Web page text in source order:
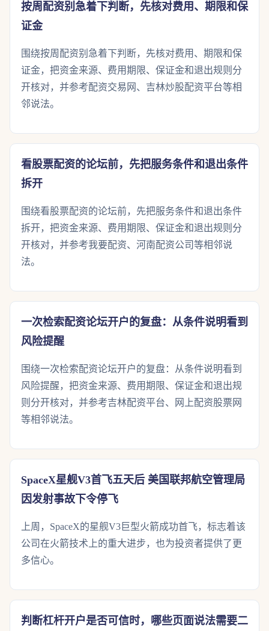
按周配资别急着下判断，先核对费用、期限和保
证金
围绕按周配资别急着下判断，先核对费用、期限和保
证金，把资金来源、费用期限、保证金和退出规则分
开核对，并参考配资交易网、吉林炒股配资平台等相
邻说法。
看股票配资的论坛前，先把服务条件和退出条件
拆开
围绕看股票配资的论坛前，先把服务条件和退出条件
拆开，把资金来源、费用期限、保证金和退出规则分
开核对，并参考我要配资、河南配资公司等相邻说
法。
一次检索配资论坛开户的复盘：从条件说明看到
风险提醒
围绕一次检索配资论坛开户的复盘：从条件说明看到
风险提醒，把资金来源、费用期限、保证金和退出规
则分开核对，并参考吉林配资平台、网上配资股票网
等相邻说法。
SpaceX星舰V3首飞五天后 美国联邦航空管理局
因发射事故下令停飞
上周，SpaceX的星舰V3巨型火箭成功首飞，标志着该
公司在火箭技术上的重大进步，也为投资者提供了更
多信心。
判断杠杆开户是否可信时，哪些页面说法需要二